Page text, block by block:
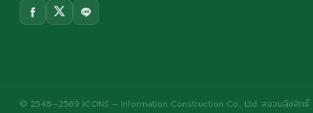
© 2548–2569 iCONS – Information Construction Co., Ltd. สงวนลิขสิทธิ์